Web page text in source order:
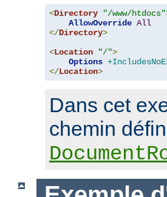
<Directory "/www/htdocs"
AllowOverride All
</Directory>
<Location "/">
Options
</Location>
Dans cet
chemin